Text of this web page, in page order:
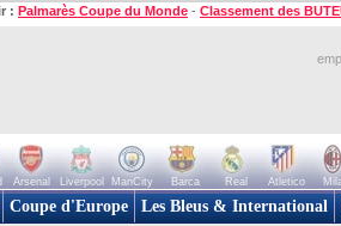
: Palmarès Coupe du Monde - Classement des
Arsenal Liverpool ManCity Barca Real Atletico
Coupe d'Europe Les Bleus & International